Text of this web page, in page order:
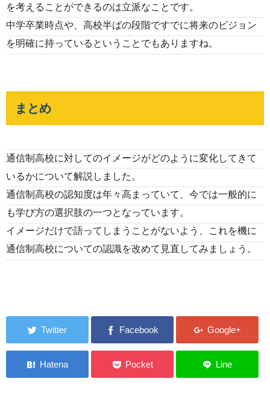
を考えることができるのは立派なことです。
中学卒業時点や、高校半ばの段階ですでに将来のビジョン
を明確に持っているということでもありますね。
まとめ
通信制高校に対してのイメージがどのように変化してきて
いるかについて解説しました。
通信制高校の認知度は年々高まっていて、今では一般的に
も学び方の選択肢の一つとなっています。
イメージだけで語ってしまうことがないよう、これを機に
通信制高校についての認識を改めて見直してみましょう。